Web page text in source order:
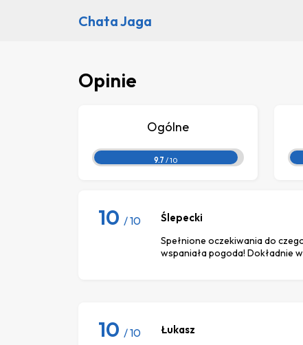
Chata Jaga
Opinie
Ogólne
9.7 / 10
10 / 10 Ślepecki
Spełnione oczekiwania do
wspaniała pogoda! Dokładnie
10 / 10 Łukasz